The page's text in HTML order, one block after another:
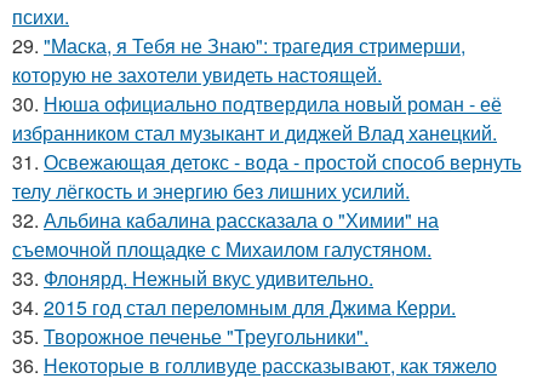
психи.
29. "Маска, я Тебя не Знаю": трагедия стримерши,
которую не захотели увидеть настоящей.
30. Нюша официально подтвердила новый роман - её
избранником стал музыкант и диджей Влад ханецкий.
31. Освежающая детокс - вода - простой способ вернуть
телу лёгкость и энергию без лишних усилий.
32. Альбина кабалина рассказала о "Химии" на
съемочной площадке с Михаилом галустяном.
33. Флонярд. Нежный вкус удивительно.
34. 2015 год стал переломным для Джима Керри.
35. Творожное печенье "Треугольники".
36. Некоторые в голливуде рассказывают, как тяжело